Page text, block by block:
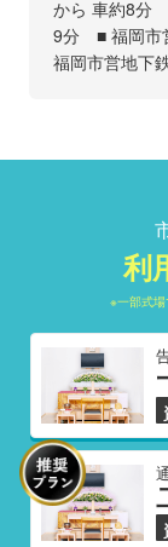
から 車約8分
9分 ■ 福岡市
福岡市営地下
利
※一部式